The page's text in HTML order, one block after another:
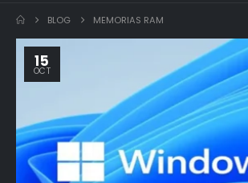
BLOG MEMORIAS RAM
15
OCT